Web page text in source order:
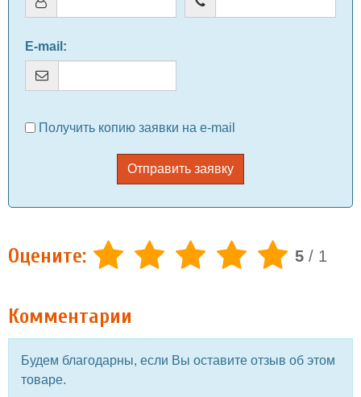
E-mail :
Получить копию заявки на e-mail
Отправить заявку
Оцените: 5 / 1
Комментарии
Будем благодарны, если Вы оставите отзыв об этом
товаре.